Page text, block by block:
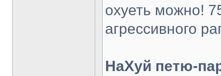
охуеть можно!
агрессивного
НаХуй петю-